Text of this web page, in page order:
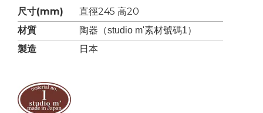
尺寸(mm)
直徑245 高20
材質
陶器（studio m'素材號碼1）
製造 日本